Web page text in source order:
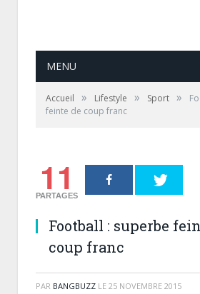
MENU
Accueil » Lifestyle » Sport »
feinte de coup franc
11
PARTAGES
Football : superbe
coup franc
PAR BANGBUZZ LE 25 NOVEMBRE 2015